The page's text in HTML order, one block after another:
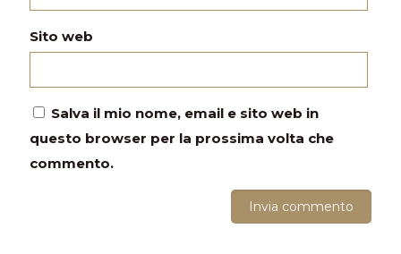
Sito web
Salva il mio nome, email e sito web in
questo browser per la prossima volta che
commento.